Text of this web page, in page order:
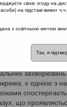
Затверджено
захворювань
є однією з
що
свою згоду на
на підставі вимог
з освітньою метою
Так, я